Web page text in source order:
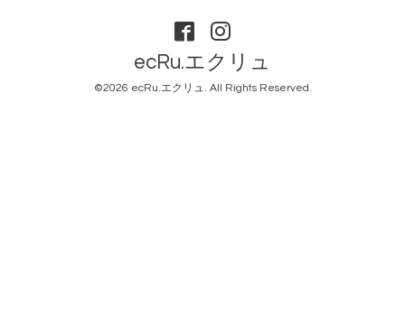
ecRu.エクリュ
©2026 ecRu.エクリュ. All Rights Reserved.